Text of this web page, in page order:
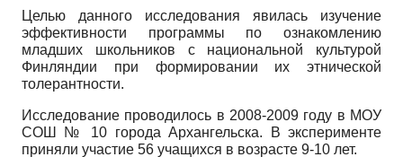
Целью данного исследования явилась изучение
эффективности про­граммы по ознакомлению
младших школьников с национальной культурой
Финляндии при формировании их этнической
толерантности.
Исследование проводилось в 2008-2009 году в МОУ
СОШ № 10 города Ар­хангельска. В эксперименте
приняли участие 56 учащихся в возрасте 9-10 лет.